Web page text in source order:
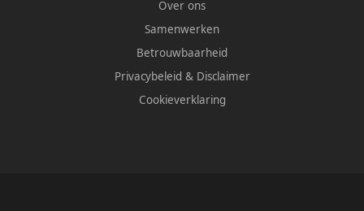
Over ons
Samenwerken
Betrouwbaarheid
Privacybeleid & Disclaimer
Cookieverklaring